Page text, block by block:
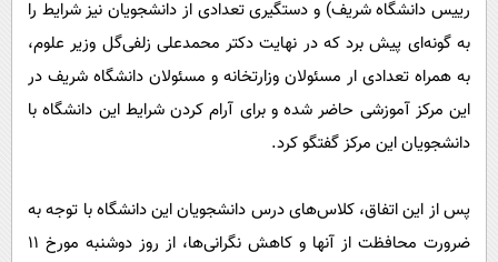
رییس دانشگاه شریف) و دستگیری تعدادی از دانشجویان نیز شرایط را
به گونه‌ای پیش برد که در نهایت دکتر محمدعلی زلفی‌گل وزیر علوم،
به همراه تعدادی ار مسئولان وزارتخانه و مسئولان دانشگاه شریف در
این مرکز آموزشی حاضر شده و برای آرام‌ کردن شرایط این دانشگاه با
دانشجویان این مرکز گفتگو کرد.
پس از این اتفاق، کلاس‌های درس دانشجویان این دانشگاه با توجه به
ضرورت محافظت از آنها و کاهش نگرانی‌ها، از روز دوشنبه مورخ ۱۱